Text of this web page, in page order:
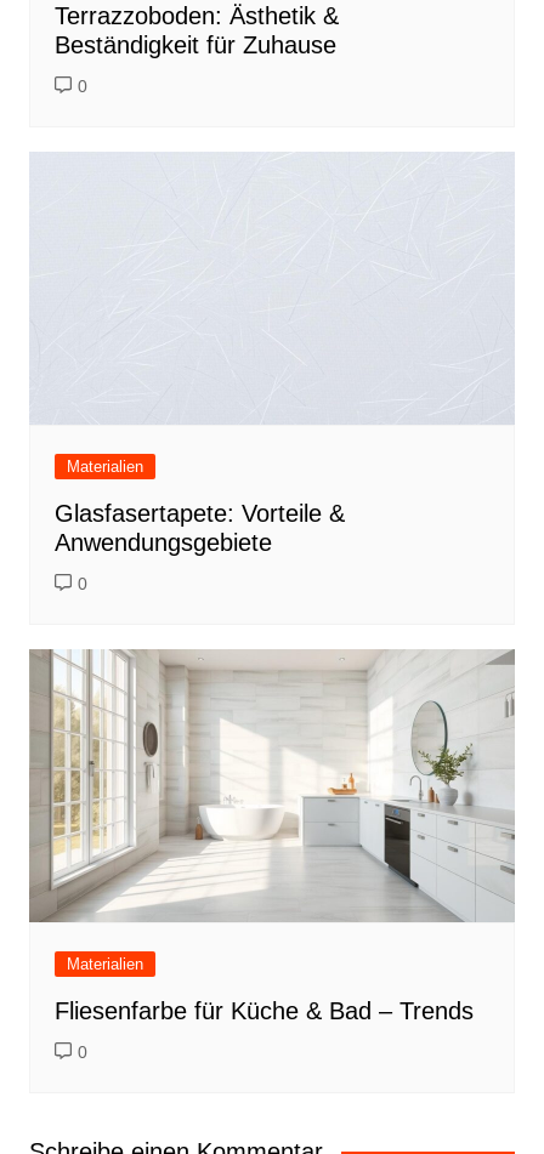
Terrazzoboden: Ästhetik &
Beständigkeit für Zuhause
0
Materialien
Glasfasertapete: Vorteile &
Anwendungsgebiete
0
Materialien
Fliesenfarbe für Küche & Bad – Trends
0